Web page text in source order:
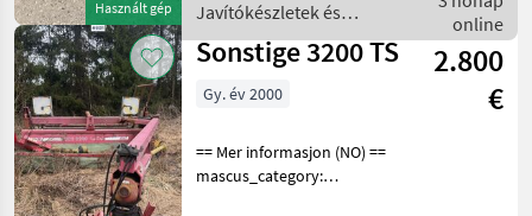
Használt gép
dielov - poško
Javítókészletek és
alkatrészek / Sonstige
online
Sonstige 3200 TS
2.800
€
Gy. év 2000
== Mer informasjon (NO) ==
mascus_category: